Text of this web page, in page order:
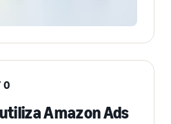
Amazon Ads